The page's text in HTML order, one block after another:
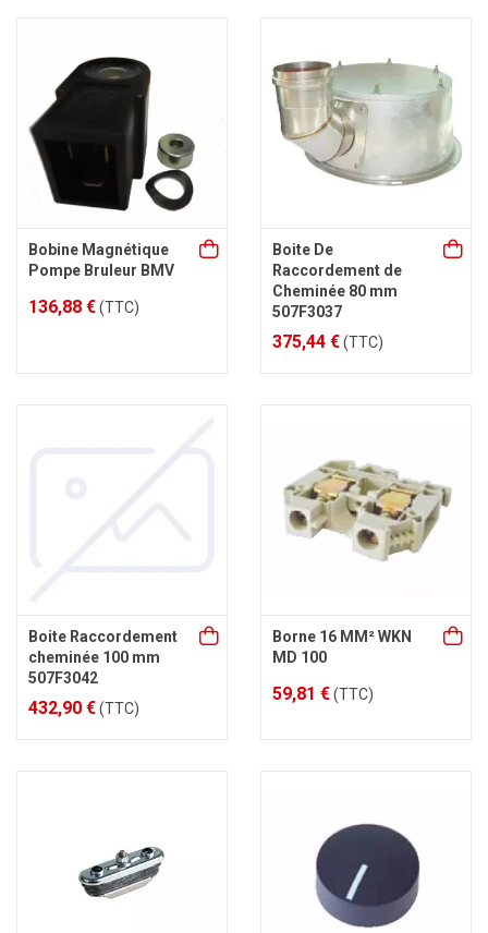
Bobine Magnétique
Pompe Bruleur BMV
136,88 €(TTC)
Boite De
Raccordement de
Cheminée 80 mm
507F3037
375,44 €(TTC)
Boite Raccordement
cheminée 100 mm
507F3042
432,90 €(TTC)
Borne 16 MM² WKN
MD 100
59,81 €(TTC)